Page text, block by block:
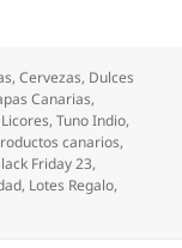
,Cervezas, Dulces
Canarias,
,Tuno Indio,
canarios,
Friday 23,
, Lotes Regalo,